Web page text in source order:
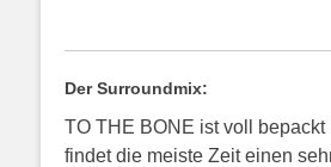
Der Surroundmix:
TO THE BONE ist voll bepackt
findet die meiste Zeit einen